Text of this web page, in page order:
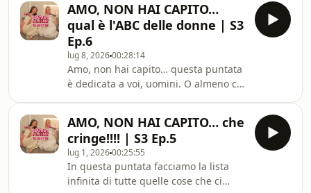
accoglie, le mette nei guai e,
puntualmente, regala una nuova
storia da raccontare. È il luogo dove la
loro amicizia è diventata quella che è
oggi, tra giornate infinite, rientri
improbabili, decisioni discutibili e
l&#39;immancabile frase: &quot;Ti
devo
AMO, NON HAI CAPITO…
qual è l'ABC delle donne | S3
Ep.6
lug 8, 202600:28:14
Amo, non hai capito… questa puntata
è dedicata a voi, uomini. O almeno ci
risposto “Niente”, quando in realtà
dentro quel “niente” c’era un universo
intero? O quante volte, mentre ci
stavamo semplicemente sfogando,
avete pensato che la soluzione fosse
AMO, NON HAI CAPITO… che
cringe!!!! | S3 Ep.5
lug 1, 202600:25:55
In questa puntata facciamo la lista
infinita di tutte quelle cose che ci